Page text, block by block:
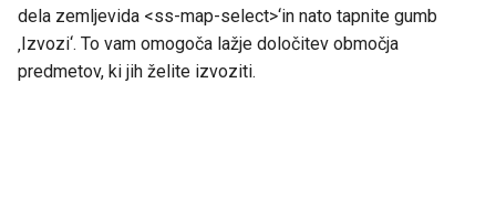
dela zemljevida <ss-map-select>‘in nato tapnite gumb
‚Izvozi‘. To vam omogoča lažje določitev območja
predmetov, ki jih želite izvoziti.